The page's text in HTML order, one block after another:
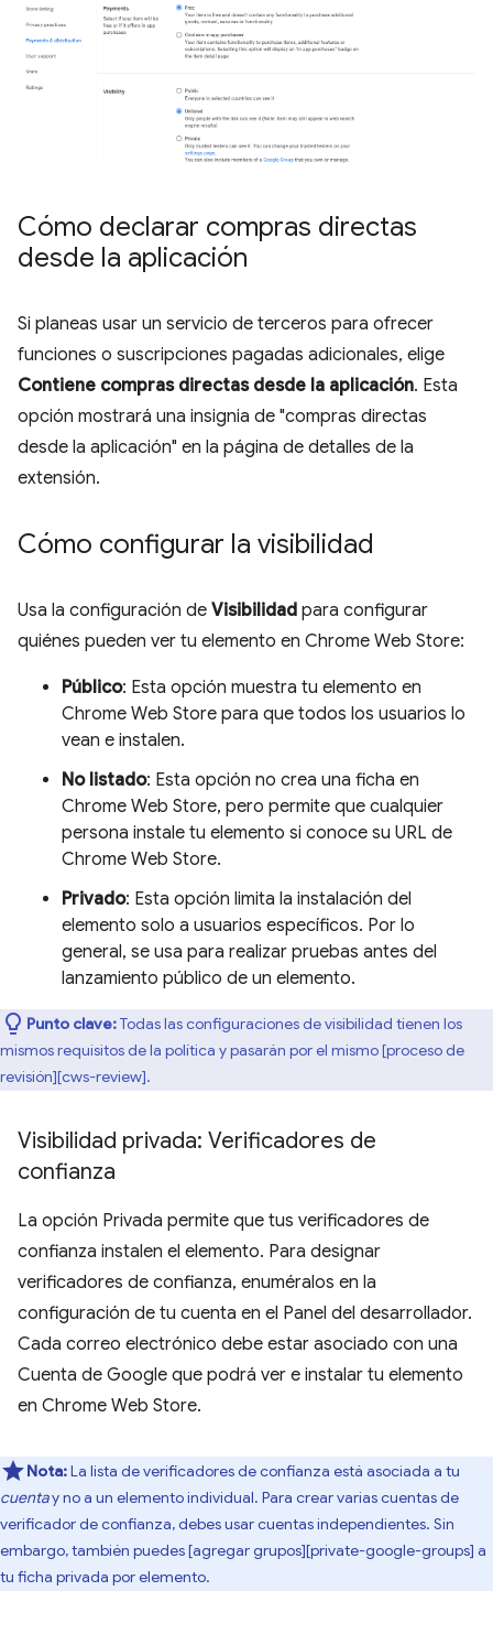
Cómo declarar compras directas
desde la aplicación
Si planeas usar un servicio de terceros para ofrecer
funciones o suscripciones pagadas adicionales, elige
Contiene compras directas desde la aplicación. Esta
opción mostrará una insignia de "compras directas
desde la aplicación" en la página de detalles de la
extensión.
Cómo configurar la visibilidad
Usa la configuración de Visibilidad para configurar
quiénes pueden ver tu elemento en Chrome Web Store:
Público: Esta opción muestra tu elemento en
Chrome Web Store para que todos los usuarios lo
vean e instalen.
No listado: Esta opción no crea una ficha en
Chrome Web Store, pero permite que cualquier
persona instale tu elemento si conoce su URL de
Chrome Web Store.
Privado: Esta opción limita la instalación del
elemento solo a usuarios específicos. Por lo
general, se usa para realizar pruebas antes del
lanzamiento público de un elemento.
Punto clave:Todas las configuraciones de visibilidad tienen los
mismos requisitos de la política y pasarán por el mismo [proceso de
revisión][cws-review].
Visibilidad privada: Verificadores de
confianza
La opción Privada permite que tus verificadores de
confianza instalen el elemento. Para designar
verificadores de confianza, enuméralos en la
configuración de tu cuenta en el Panel del desarrollador.
Cada correo electrónico debe estar asociado con una
Cuenta de Google que podrá ver e instalar tu elemento
en Chrome Web Store.
Nota:La lista de verificadores de confianza está asociada a tu
cuentay no a un elemento individual. Para crear varias cuentas de
verificador de confianza, debes usar cuentas independientes. Sin
embargo, también puedes [agregar grupos][private-google-groups] a
tu ficha privada por elemento.